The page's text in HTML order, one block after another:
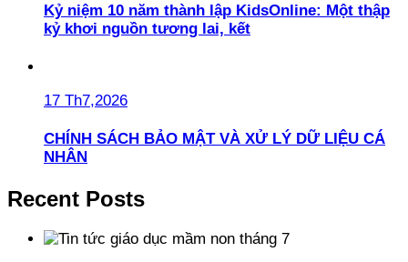
Kỷ niệm 10 năm thành lập KidsOnline: Một thập
kỷ khơi nguồn tương lai, kết
17 Th7,2026
CHÍNH SÁCH BẢO MẬT VÀ XỬ LÝ DỮ LIỆU CÁ
NHÂN
Recent Posts